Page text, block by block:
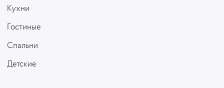
Кухни
Гостиные
Спальни
Детские